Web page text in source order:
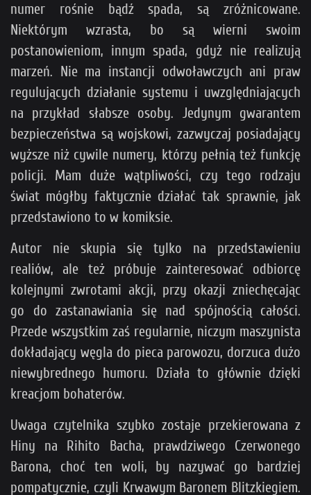
numer rośnie bądź spada, są zróżnicowane.
Niektórym wzrasta, bo są wierni swoim
postanowieniom, innym spada, gdyż nie realizują
marzeń. Nie ma instancji odwoławczych ani praw
regulujących działanie systemu i uwzględniających
na przykład słabsze osoby. Jedynym gwarantem
bezpieczeństwa są wojskowi, zazwyczaj posiadający
wyższe niż cywile numery, którzy pełnią też funkcję
policji. Mam duże wątpliwości, czy tego rodzaju
świat mógłby faktycznie działać tak sprawnie, jak
przedstawiono to w komiksie.
Autor nie skupia się tylko na przedstawieniu
realiów, ale też próbuje zainteresować odbiorcę
kolejnymi zwrotami akcji, przy okazji zniechęcając
go do zastanawiania się nad spójnością całości.
Przede wszystkim zaś regularnie, niczym maszynista
dokładający węgla do pieca parowozu, dorzuca dużo
niewybrednego humoru. Działa to głównie dzięki
kreacjom bohaterów.
Uwaga czytelnika szybko zostaje przekierowana z
Hiny na Rihito Bacha, prawdziwego Czerwonego
Barona, choć ten woli, by nazywać go bardziej
pompatycznie, czyli Krwawym Baronem Blitzkiegiem.